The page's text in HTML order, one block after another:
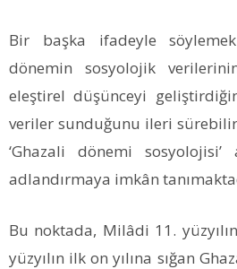
Bir başka ifadeyle söylemek
dönemin sosyolojik
eleştirel düşünceyi
veriler sunduğunu ileri
‘Ghazali dönemi
adlandırmaya imkân
Bu noktada, Milâdi 11.
yüzyılın ilk on yılına sığan